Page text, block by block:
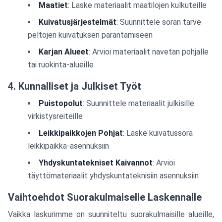
Maatiet: Laske materiaalit maatilojen kulkuteille
Kuivatusjärjestelmät: Suunnittele soran tarve
peltojen kuivatuksen parantamiseen
Karjan Alueet: Arvioi materiaalit navetan pohjalle
tai ruokinta-alueille
4. Kunnalliset ja Julkiset Työt
Puistopolut: Suunnittele materiaalit julkisille
virkistysreiteille
Leikkipaikkojen Pohjat: Laske kuivatussora
leikkipaikka-asennuksiin
Yhdyskuntatekniset Kaivannot: Arvioi
täyttömateriaalit yhdyskuntateknisiin asennuksiin
Vaihtoehdot Suorakulmaiselle Laskennalle
Vaikka laskurimme on suunniteltu suorakulmaisille alueille,